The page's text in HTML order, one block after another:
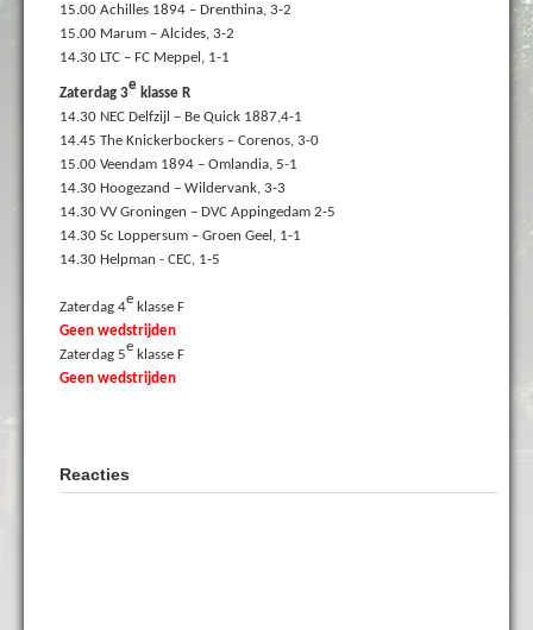
15.00 Achilles 1894 – Drenthina, 3-2
15.00 Marum – Alcides, 3-2
14.30 LTC – FC Meppel, 1-1
Zaterdag 3e klasse R
14.30 NEC Delfzijl – Be Quick 1887,4-1
14.45 The Knickerbockers – Corenos, 3-0
15.00 Veendam 1894 – Omlandia, 5-1
14.30 Hoogezand – Wildervank, 3-3
14.30 VV Groningen – DVC Appingedam 2-5
14.30 Sc Loppersum – Groen Geel, 1-1
14.30 Helpman - CEC, 1-5
Zaterdag 4e klasse F
Geen wedstrijden
Zaterdag 5e klasse F
Geen wedstrijden
Reacties